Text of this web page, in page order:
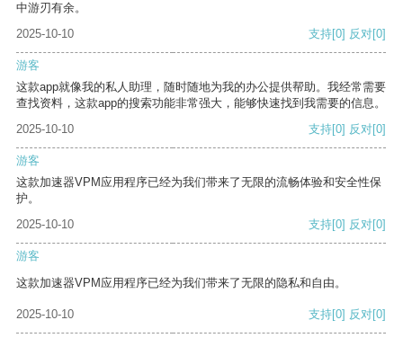
中游刃有余。
2025-10-10
支持[0] 反对[0]
游客
这款app就像我的私人助理，随时随地为我的办公提供帮助。我经常需要
查找资料，这款app的搜索功能非常强大，能够快速找到我需要的信息。
2025-10-10
支持[0] 反对[0]
游客
这款加速器VPM应用程序已经为我们带来了无限的流畅体验和安全性保
护。
2025-10-10
支持[0] 反对[0]
游客
这款加速器VPM应用程序已经为我们带来了无限的隐私和自由。
2025-10-10 支持[0] 反对[0]